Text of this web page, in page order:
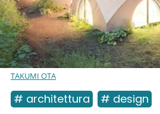
TAKUMI OTA
# architettura # design